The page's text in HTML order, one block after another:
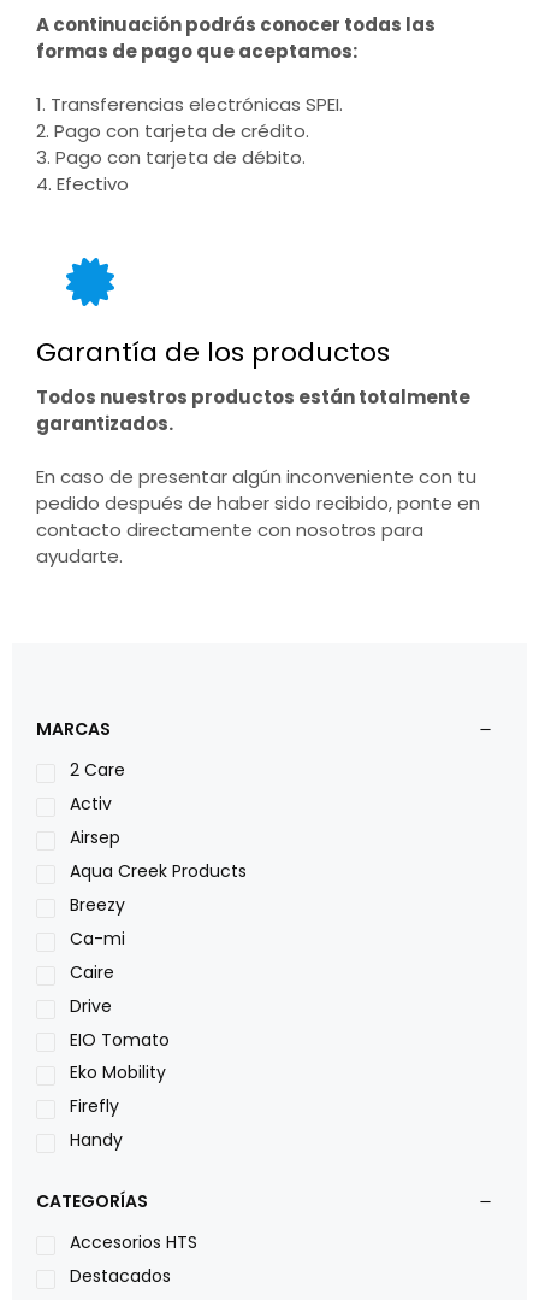
A continuación podrás conocer todas las
formas de pago que aceptamos:
1. Transferencias electrónicas SPEI.
2. Pago con tarjeta de crédito.
3. Pago con tarjeta de débito.
4. Efectivo
Garantía de los productos
Todos nuestros productos están totalmente
garantizados.
En caso de presentar algún inconveniente con tu
pedido después de haber sido recibido, ponte en
contacto directamente con nosotros para
ayudarte.
MARCAS
2 Care
Activ
Airsep
Aqua Creek Products
Breezy
Ca-mi
Caire
Drive
EIO Tomato
Eko Mobility
Firefly
Handy
Leggero
Lumex
Medical Store
CATEGORÍAS
Accesorios HTS
Destacados